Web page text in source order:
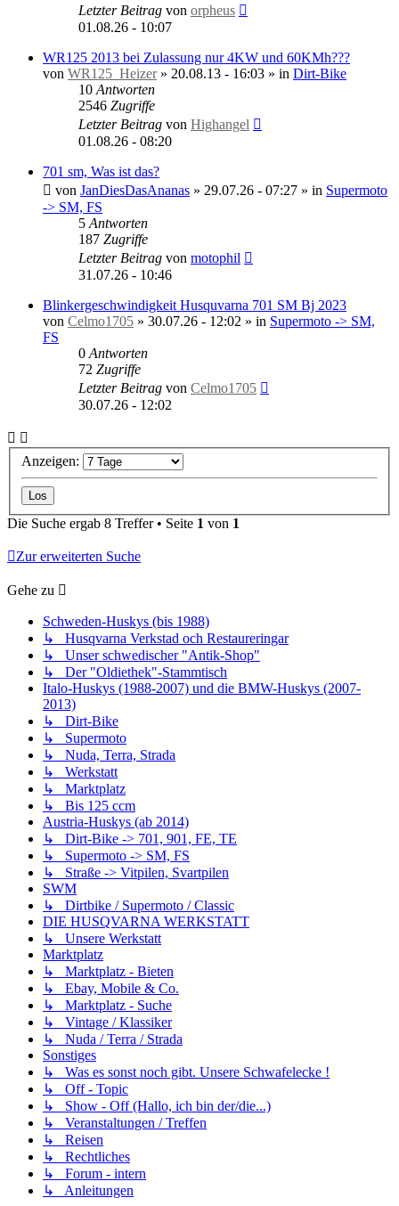
Letzter Beitrag von orpheus
01.08.26 - 10:07
WR125 2013 bei Zulassung nur 4KW und 60KMh???
von WR125_Heizer» 20.08.13 - 16:03 » in Dirt-Bike
10 Antworten
2546 Zugriffe
Letzter Beitrag von Highangel
01.08.26 - 08:20
701 sm, Was ist das?
von JanDiesDasAnanas » 29.07.26 - 07:27 » in Supermoto
-> SM, FS
5 Antworten
187 Zugriffe
Letzter Beitrag von motophil
31.07.26 - 10:46
Blinkergeschwindigkeit Husquvarna 701 SM Bj 2023
von Celmo1705 » 30.07.26 - 12:02 » in Supermoto -> SM,
FS
0 Antworten
72 Zugriffe
Letzter Beitrag von Celmo1705
30.07.26 - 12:02
Anzeigen:
Die Suche ergab 8 Treffer • Seite 1 von 1
Zur erweiterten Suche
Gehe zu
Schweden-Huskys (bis 1988)
↳ Husqvarna Verkstad och Restaureringar
↳ Unser schwedischer "Antik-Shop"
↳ Der "Oldiethek"-Stammtisch
Italo-Huskys (1988-2007) und die BMW-Huskys (2007-
2013)
↳ Dirt-Bike
↳ Supermoto
↳ Nuda, Terra, Strada
↳ Werkstatt
↳ Marktplatz
↳ Bis 125 ccm
Austria-Huskys (ab 2014)
↳ Dirt-Bike -> 701, 901, FE, TE
↳ Supermoto -> SM, FS
↳ Straße -> Vitpilen, Svartpilen
SWM
↳ Dirtbike / Supermoto / Classic
DIE HUSQVARNA WERKSTATT
↳ Unsere Werkstatt
Marktplatz
↳ Marktplatz - Bieten
↳ Ebay, Mobile & Co.
↳ Marktplatz - Suche
↳ Vintage / Klassiker
↳ Nuda / Terra / Strada
Sonstiges
↳ Was es sonst noch gibt. Unsere Schwafelecke !
↳ Off - Topic
↳ Show - Off (Hallo, ich bin der/die...)
↳ Veranstaltungen / Treffen
↳ Reisen
↳ Rechtliches
↳ Forum - intern
↳ Anleitungen